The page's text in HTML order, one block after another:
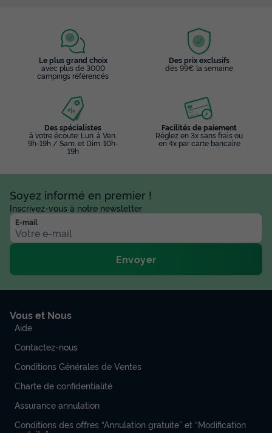
Le plus grand choix
avec plus de 3000
campings référencés
Des prix exclusifs
dès 99€ la semaine
Des spécialistes
à votre écoute: Lun. à Ven.
9h-19h / Sam. et Dim. 10h-
19h
Facilités de paiement
Réglez en 3x sans frais ou
en 4x par carte bancaire
Soyez informé en premier !
Inscrivez-vous à notre newsletter
E-mail
Envoyer
Vous et Nous
Aide
Contactez-nous
Conditions Générales de Ventes
Charte de confidentialité
Assurance annulation
Conditions des offres “Annulation gratuite” et “Modification